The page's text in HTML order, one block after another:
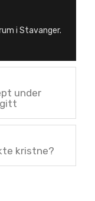
i Stavanger.
under
kristne?